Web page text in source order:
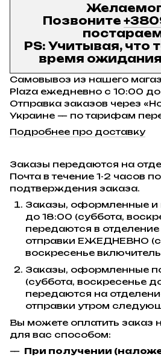
Позвоните
PS: Учитывая, что
время
Самовывоз из нашего
Plaza ежедневно с 10:00
Отправка заказов через
Украине — по тарифам
Подробнее про доставку
Заказы передаются на
Почта в течение 1-2 часов
подтверждения заказа.
Заказы, оформленные
до 18:00 (суббота,
передаются в
отправки ЕЖЕДНЕВНО
воскресенье
Заказы, оформленные
(суббота, воскресенье
передаются на
отправки утром
Вы можете оплатить заказ
для вас способом:
При получении